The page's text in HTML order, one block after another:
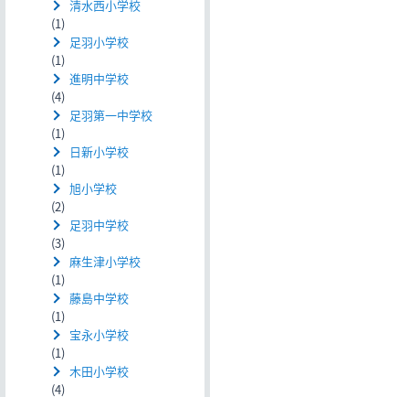
清水西小学校
(1)
足羽小学校
(1)
進明中学校
(4)
足羽第一中学校
(1)
日新小学校
(1)
旭小学校
(2)
足羽中学校
(3)
麻生津小学校
(1)
藤島中学校
(1)
宝永小学校
(1)
木田小学校
(4)